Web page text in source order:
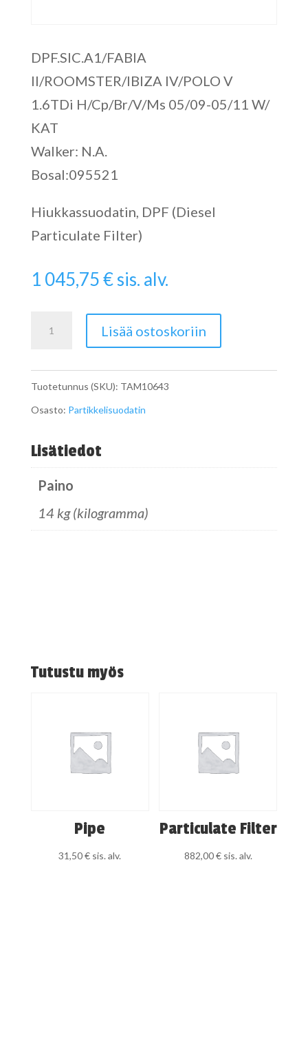
DPF.SIC.A1/FABIA
II/ROOMSTER/IBIZA IV/POLO V
1.6TDi H/Cp/Br/V/Ms 05/09-05/11 W/
KAT
Walker: N.A.
Bosal:095521
Hiukkassuodatin, DPF (Diesel
Particulate Filter)
1 045,75€sis. alv.
määrä
Lisää ostoskoriin
Tuotetunnus (SKU): TAM10643
Osasto: Partikkelisuodatin
Lisätiedot
Paino
14 kg (kilogramma)
Tutustu myös
Pipe
31,50€ sis. alv.
Particulate Filter
882,00€ sis. alv.